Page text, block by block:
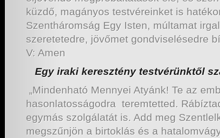
küzdő, magányos testvéreinket is
Szentháromság Egy Isten, múltamat
szeretetedre, jövőmet gondviselésedre
V: Amen
Egy iraki keresztény testvérünktől
„Mindenható Mennyei Atyánk! Te az
hasonlatosságodra teremtetted.
egymás szolgálatát is. Add meg
megszűnjön a birtoklás és a